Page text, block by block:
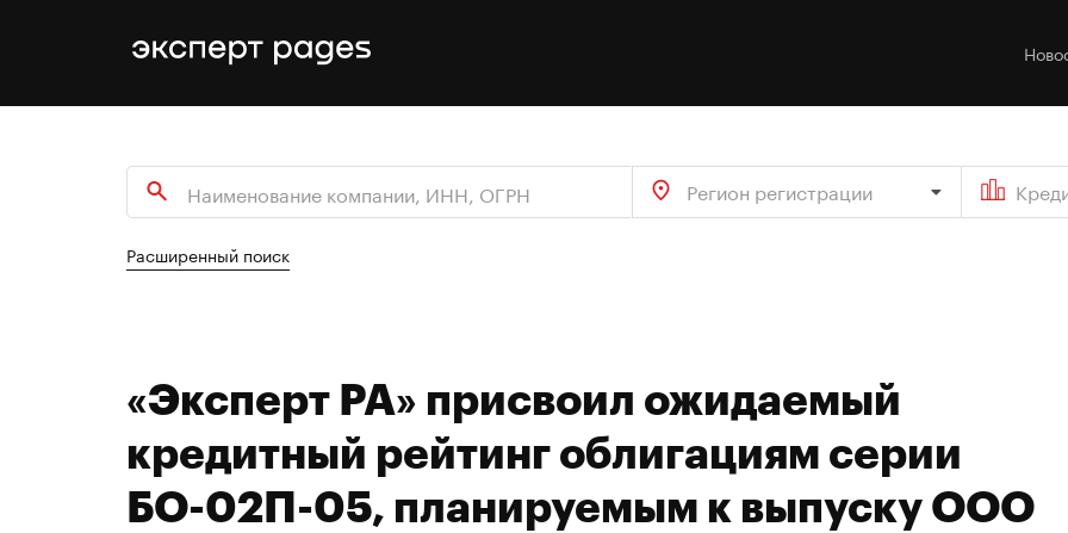
Регион регистрации
Расширенный поиск
«Эксперт РА» присвоил ожидаемый
кредитный рейтинг облигациям серии
БО-02П-05, планируемым к выпуску ООО